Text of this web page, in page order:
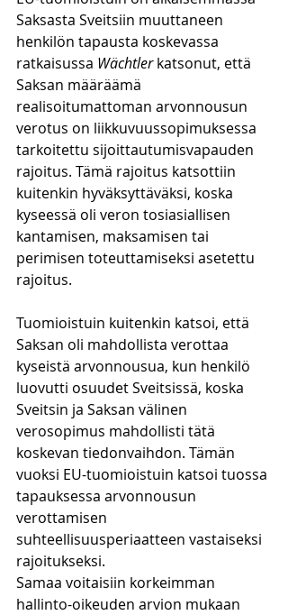
Saksasta Sveitsiin muuttaneen
henkilön tapausta koskevassa
ratkaisussa Wächtler katsonut, että
Saksan määräämä
realisoitumattoman arvonnousun
verotus on liikkuvuussopimuksessa
tarkoitettu sijoittautumisvapauden
rajoitus. Tämä rajoitus katsottiin
kuitenkin hyväksyttäväksi, koska
kyseessä oli veron tosiasiallisen
kantamisen, maksamisen tai
perimisen toteuttamiseksi asetettu
rajoitus.
Tuomioistuin kuitenkin katsoi, että
Saksan oli mahdollista verottaa
kyseistä arvonnousua, kun henkilö
luovutti osuudet Sveitsissä, koska
Sveitsin ja Saksan välinen
verosopimus mahdollisti tätä
koskevan tiedonvaihdon. Tämän
vuoksi EU-tuomioistuin katsoi tuossa
tapauksessa arvonnousun
verottamisen
suhteellisuusperiaatteen vastaiseksi
rajoitukseksi.
Samaa voitaisiin korkeimman
hallinto-oikeuden arvion mukaan